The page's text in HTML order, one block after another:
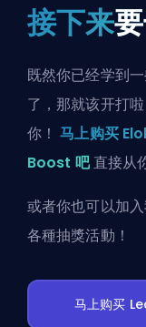
接下来
既然你已经学到
了，那就该开打
你！马上购买
Boost 吧直接从
或者你也可以加
各種抽獎活動！
马上购买